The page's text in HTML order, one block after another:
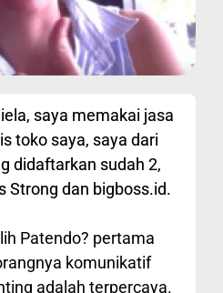
saya memakai jasa
toko saya, saya dari
didaftarkan sudah 2,
Strong dan bigboss.id.
Patendo? pertama
komunikatif
adalah terpercaya.